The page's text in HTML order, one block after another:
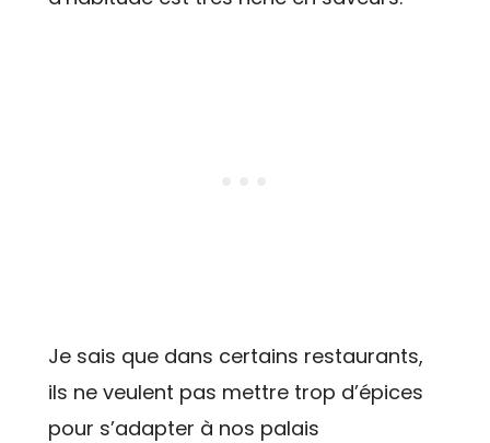
Je sais que dans certains restaurants,
ils ne veulent pas mettre trop d’épices
pour s’adapter à nos palais